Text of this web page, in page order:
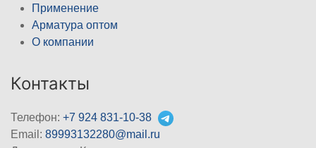
Применение
Арматура оптом
О компании
Контакты
Телефон: +7 924 831-10-38
Email: 89993132280@mail.ru